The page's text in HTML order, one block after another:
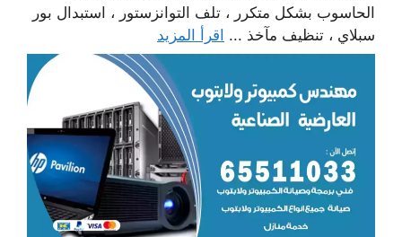
الحاسوب بشكل متكرر ، تلف التوانزستور ، استبدال بور
سبلاي ، تنظيف مآخذ ... اقرأ المزيد